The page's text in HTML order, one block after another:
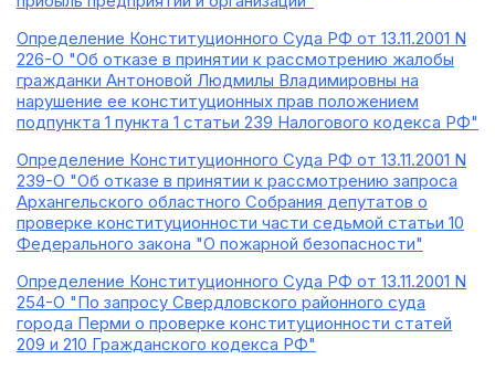
Определение Конституционного Суда РФ от 13.11.2001 N
226-О "Об отказе в принятии к рассмотрению жалобы
гражданки Антоновой Людмилы Владимировны на
нарушение ее конституционных прав положением
подпункта 1 пункта 1 статьи 239 Налогового кодекса РФ"
Определение Конституционного Суда РФ от 13.11.2001 N
239-О "Об отказе в принятии к рассмотрению запроса
Архангельского областного Собрания депутатов о
проверке конституционности части седьмой статьи 10
Федерального закона "О пожарной безопасности"
Определение Конституционного Суда РФ от 13.11.2001 N
254-О "По запросу Свердловского районного суда
города Перми о проверке конституционности статей
209 и 210 Гражданского кодекса РФ"